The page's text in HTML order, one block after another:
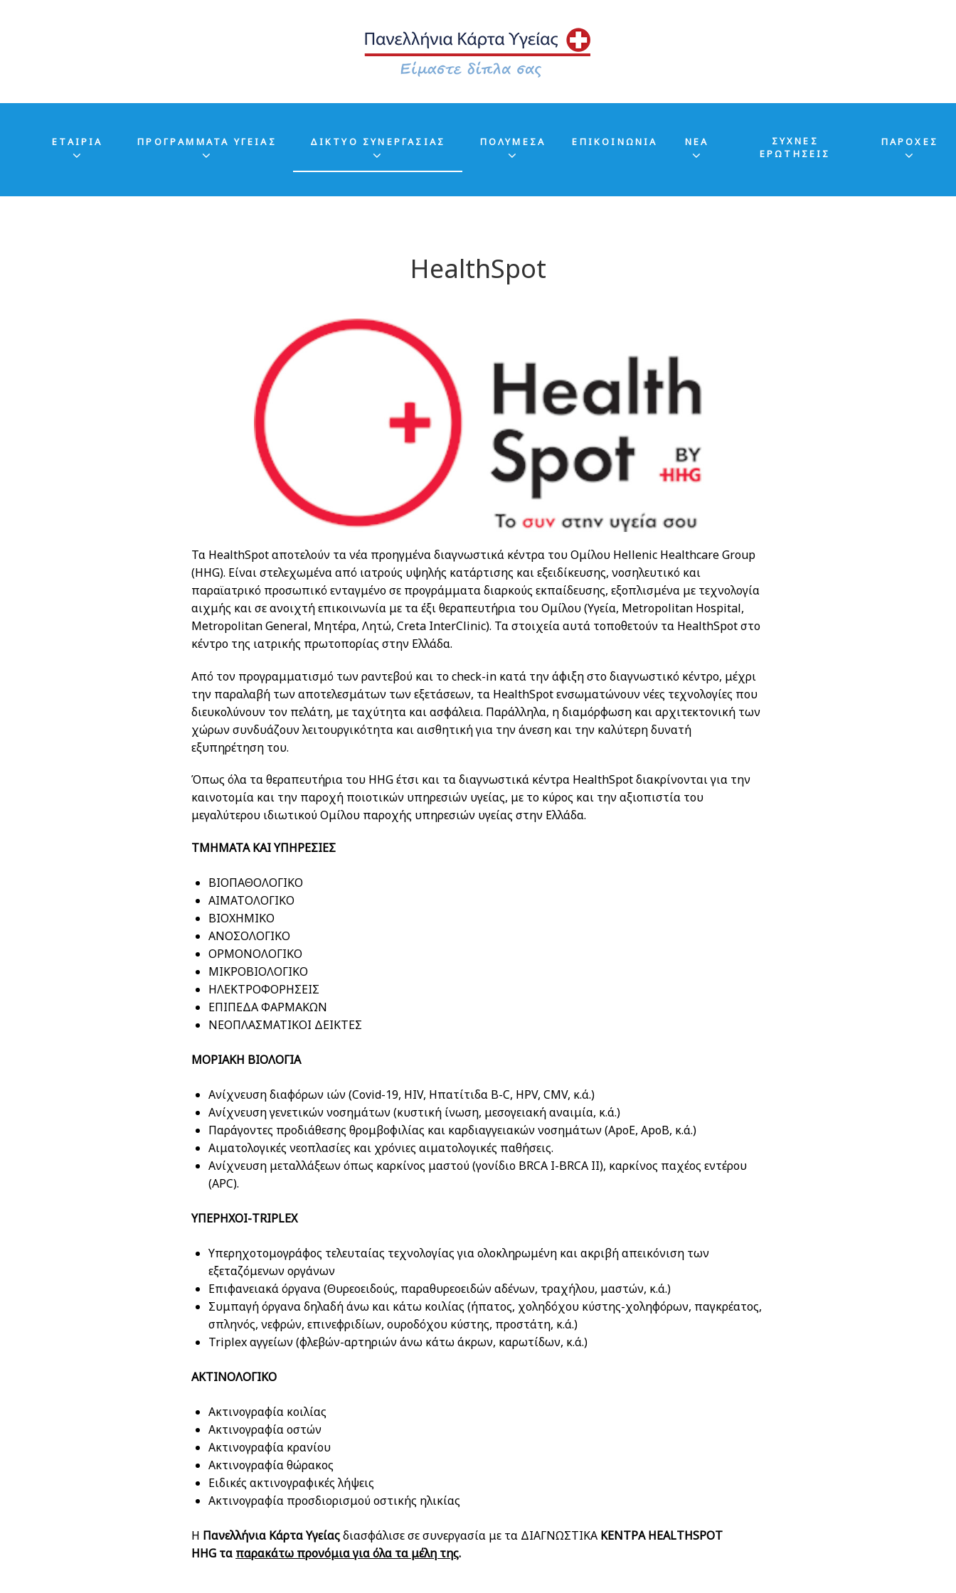
ΕΤΑΙΡΊΑ ΠΡΟΓΡΑΜΜΑΤΑ ΥΓΕΙΑΣ ΔΙΚΤΥΟ ΣΥΝΕΡΓΑΣΙΑΣ ΠΟΛΥΜΕΣΑ ΕΠΙΚΟΙΝΩΝΙΑ ΝΕΑ
ΣΥΧΝΕΣ
ΕΡΩΤΗΣΕΙΣ
ΠΑΡΟΧΕΣ
HealthSpot
Τα HealthSpot αποτελούν τα νέα προηγμένα διαγνωστικά κέντρα του Ομίλου Hellenic Healthcare Group
(HHG). Eίναι στελεχωμένα από ιατρούς υψηλής κατάρτισης και εξειδίκευσης, νοσηλευτικό και
παραϊατρικό προσωπικό ενταγμένο σε προγράμματα διαρκούς εκπαίδευσης, εξοπλισμένα με τεχνολογία
αιχμής και σε ανοιχτή επικοινωνία με τα έξι θεραπευτήρια του Ομίλου (Υγεία, Metropolitan Hospital,
Μetropolitan General, Μητέρα, Λητώ, Creta InterClinic). Τα στοιχεία αυτά τοποθετούν τα HealthSpot στο
κέντρο της ιατρικής πρωτοπορίας στην Ελλάδα.
Από τον προγραμματισμό των ραντεβού και το check-in κατά την άφιξη στο διαγνωστικό κέντρο, μέχρι
την παραλαβή των αποτελεσμάτων των εξετάσεων, τα HealthSpot ενσωματώνουν νέες τεχνολογίες που
διευκολύνουν τον πελάτη, με ταχύτητα και ασφάλεια. Παράλληλα, η διαμόρφωση και αρχιτεκτονική των
χώρων συνδυάζουν λειτουργικότητα και αισθητική για την άνεση και την καλύτερη δυνατή
εξυπηρέτηση του.
Όπως όλα τα θεραπευτήρια του HHG έτσι και τα διαγνωστικά κέντρα HealthSpot διακρίνονται για την
καινοτομία και την παροχή ποιοτικών υπηρεσιών υγείας, με το κύρος και την αξιοπιστία του
μεγαλύτερου ιδιωτικού Ομίλου παροχής υπηρεσιών υγείας στην Ελλάδα.
ΤΜΗΜΑΤΑ ΚΑΙ ΥΠΗΡΕΣΙΕΣ
ΒΙΟΠΑΘΟΛΟΓΙΚΟ
ΑΙΜΑΤΟΛΟΓΙΚΟ
ΒΙΟΧΗΜΙΚΟ
ΑΝΟΣΟΛΟΓΙΚΟ
ΟΡΜΟΝΟΛΟΓΙΚΟ
ΜΙΚΡΟΒΙΟΛΟΓΙΚΟ
ΗΛΕΚΤΡΟΦΟΡΗΣΕΙΣ
ΕΠΙΠΕΔΑ ΦΑΡΜΑΚΩΝ
ΝΕΟΠΛΑΣΜΑΤΙΚΟΙ ΔΕΙΚΤΕΣ
ΜΟΡΙΑΚΗ ΒΙΟΛΟΓΙΑ
Ανίχνευση διαφόρων ιών (Covid-19, HIV, Ηπατίτιδα B-C, HPV, CMV, κ.ά.)
Ανίχνευση γενετικών νοσημάτων (κυστική ίνωση, μεσογειακή αναιμία, κ.ά.)
Παράγοντες προδιάθεσης θρομβοφιλίας και καρδιαγγειακών νοσημάτων (ApoE, ApoB, κ.ά.)
Αιματολογικές νεοπλασίες και χρόνιες αιματολογικές παθήσεις.
Ανίχνευση μεταλλάξεων όπως καρκίνος μαστού (γονίδιο BRCA I-BRCA II), καρκίνος παχέος εντέρου
(APC).
ΥΠΕΡΗΧΟΙ-TRIPLEX
Υπερηχοτομογράφος τελευταίας τεχνολογίας για ολοκληρωμένη και ακριβή απεικόνιση των
εξεταζόμενων οργάνων
Επιφανειακά όργανα (Θυρεοειδούς, παραθυρεοειδών αδένων, τραχήλου, μαστών, κ.ά.)
Συμπαγή όργανα δηλαδή άνω και κάτω κοιλίας (ήπατος, χοληδόχου κύστης-χοληφόρων, παγκρέατος,
σπληνός, νεφρών, επινεφριδίων, ουροδόχου κύστης, προστάτη, κ.ά.)
Triplex αγγείων (φλεβών-αρτηριών άνω κάτω άκρων, καρωτίδων, κ.ά.)
ΑΚΤΙΝΟΛΟΓΙΚΟ
Ακτινογραφία κοιλίας
Ακτινογραφία οστών
Ακτινογραφία κρανίου
Ακτινογραφία θώρακος
Ειδικές ακτινογραφικές λήψεις
Ακτινογραφία προσδιορισμού οστικής ηλικίας
Η Πανελλήνια Κάρτα Υγείαςδιασφάλισε σε συνεργασία με τα ΔΙΑΓΝΩΣΤΙΚΑ ΚΕΝΤΡΑ HEALTHSPOT
HHG τα παρακάτω προνόμια για όλα τα μέλη της.